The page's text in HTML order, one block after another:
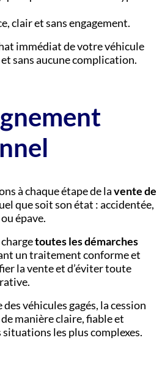
clair et sans engagement.
immédiat de votre véhicule
sans aucune complication.
à chaque étape de lavente de
que soit son état : accidentée,
épave.
toutes les démarches
un traitement conforme et
la vente et d’éviter toute
véhicules gagés, la cession
manière claire, fiable et
situations les plus complexes.